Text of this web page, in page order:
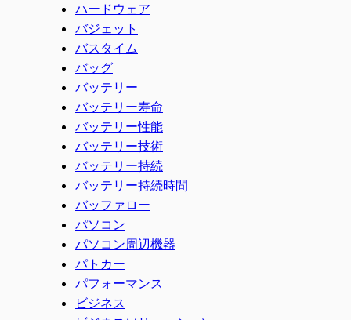
ハードウェア
バジェット
バスタイム
バッグ
バッテリー
バッテリー寿命
バッテリー性能
バッテリー技術
バッテリー持続
バッテリー持続時間
バッファロー
パソコン
パソコン周辺機器
パトカー
パフォーマンス
ビジネス